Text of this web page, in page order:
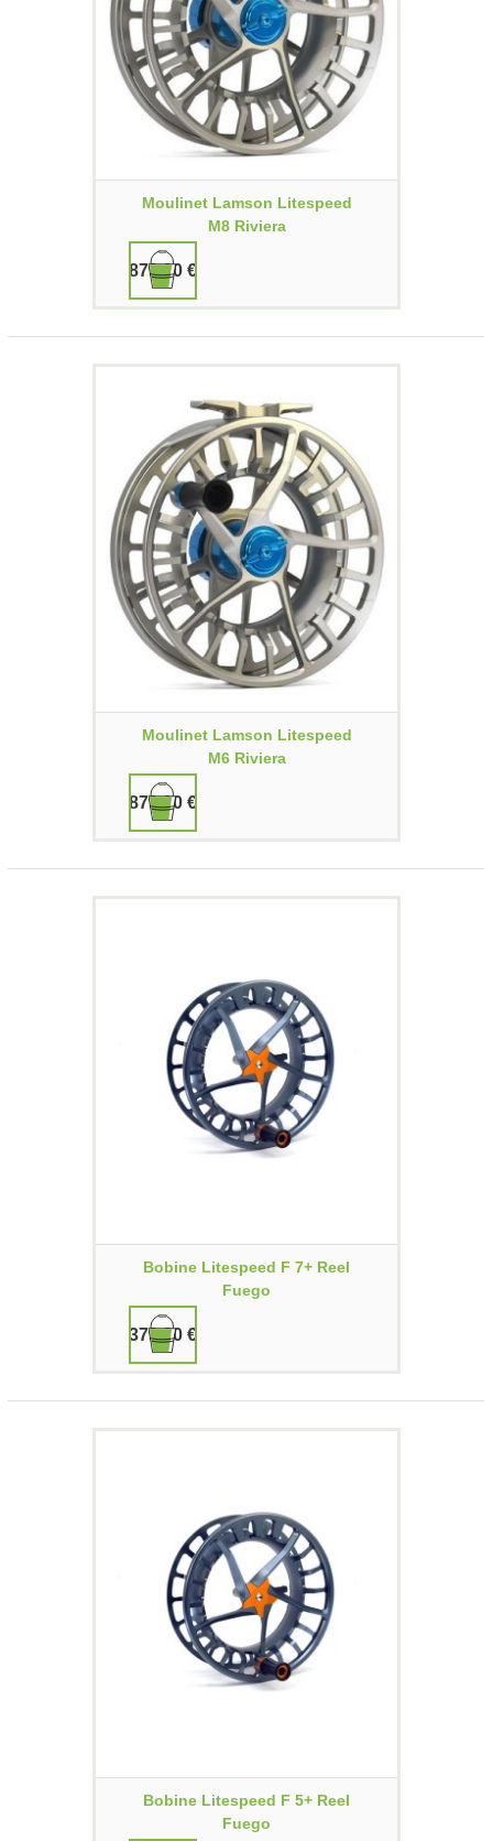
Moulinet Lamson Litespeed
M8 Riviera
879,90 €
Moulinet Lamson Litespeed
M6 Riviera
879,90 €
Bobine Litespeed F 7+ Reel
Fuego
379,90 €
Bobine Litespeed F 5+ Reel
Fuego